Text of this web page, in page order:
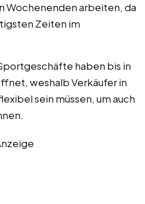
Wochenenden arbeiten, da
Zeiten im
haben bis in
weshalb Verkäufer in
sein müssen, um auch